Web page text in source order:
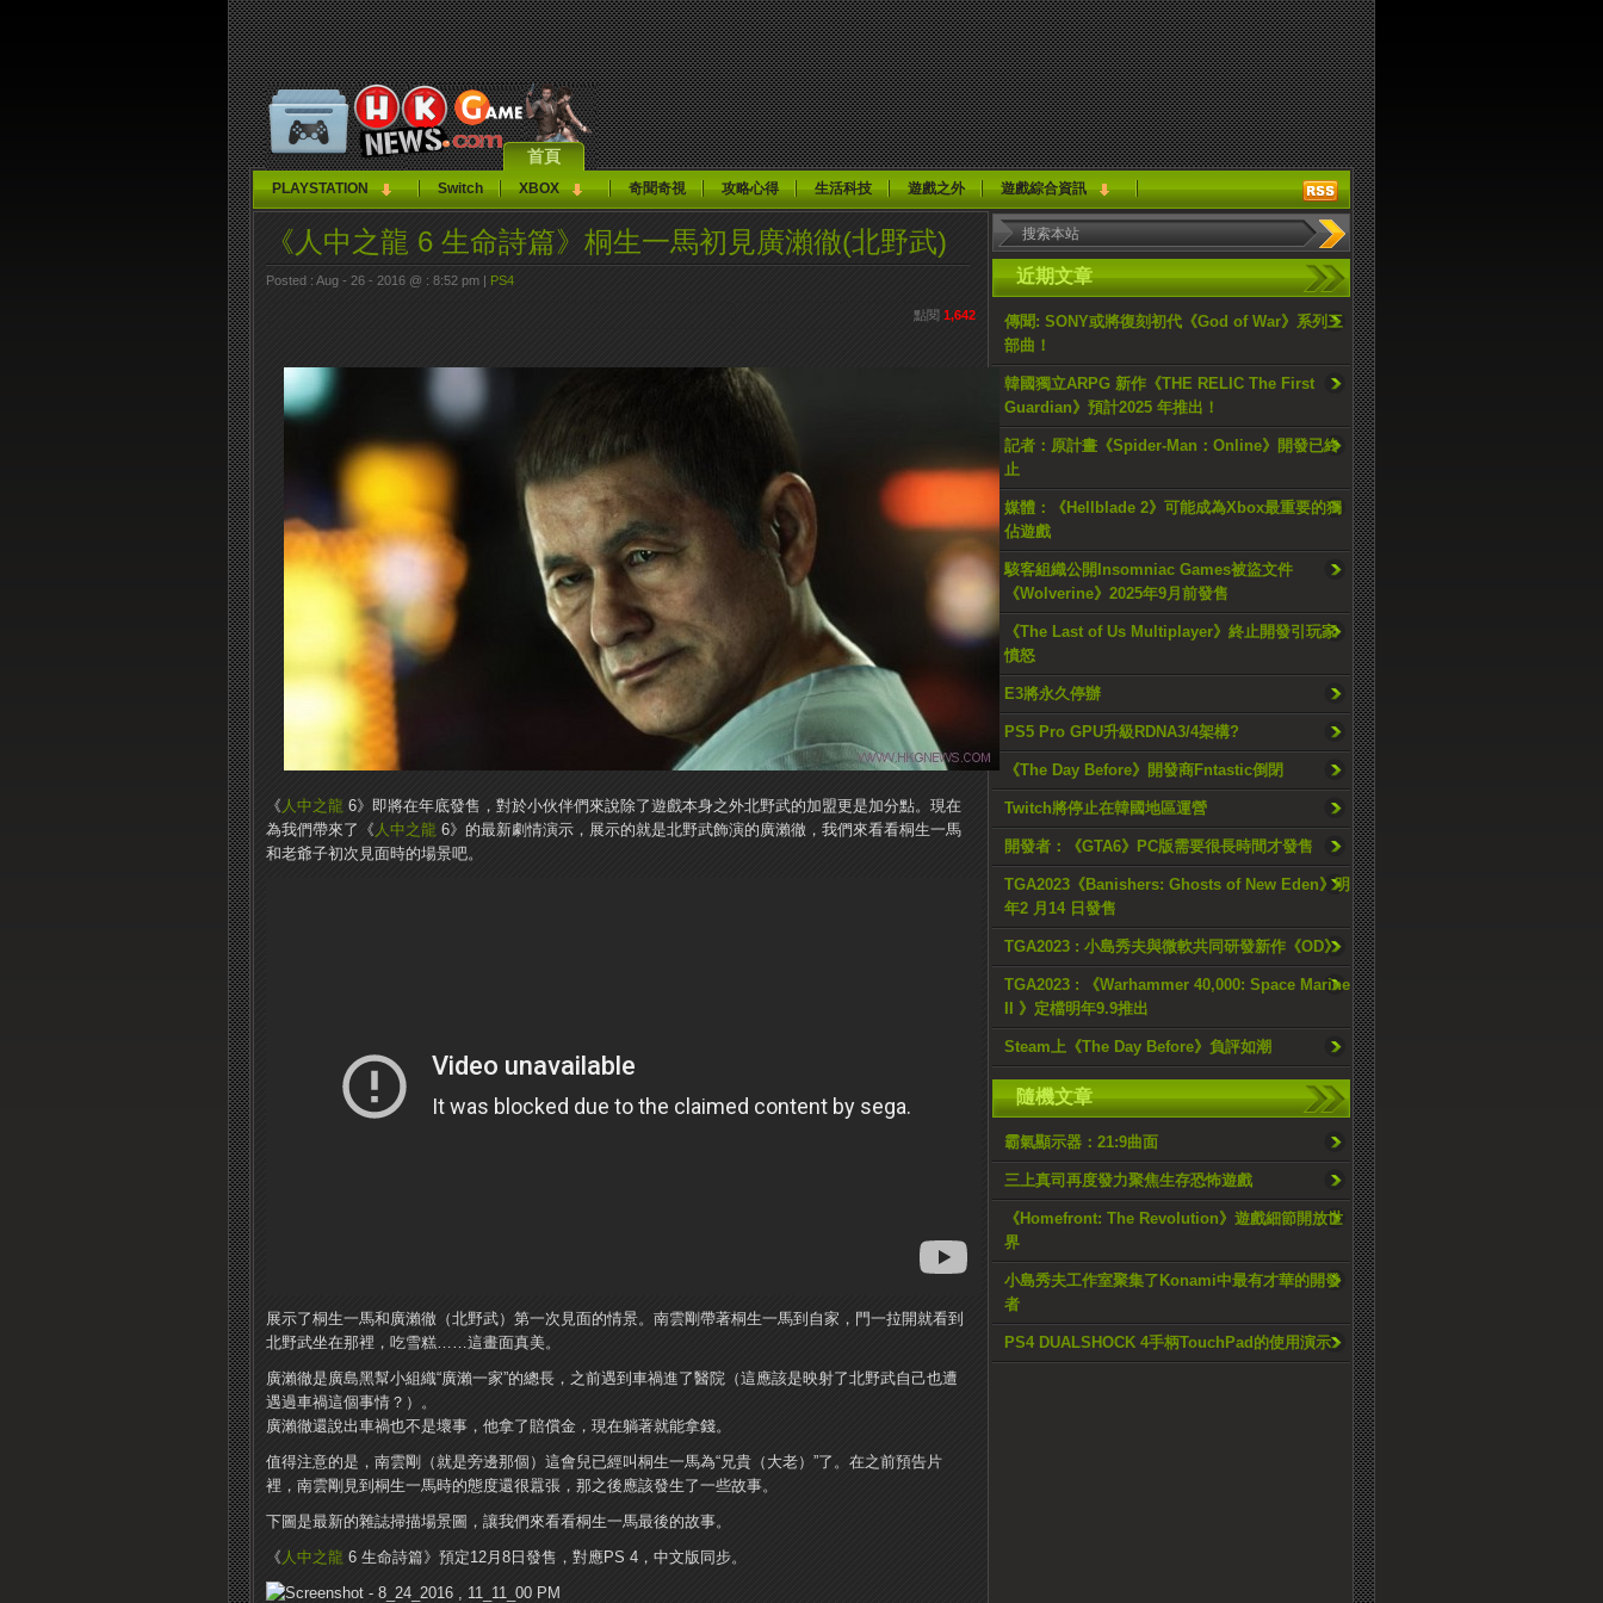
首頁
PLAYSTATION Switch XBOX 奇聞奇視 攻略心得 生活科技 遊戲之外 遊戲綜合資訊
近期文章
傳聞: SONY或將復刻初代《God of War》系列三
部曲！
韓國獨立ARPG 新作《THE RELIC The First
Guardian》預計2025 年推出！
記者：原計畫《Spider-Man：Online》開發已終
止
媒體：《Hellblade 2》可能成為Xbox最重要的獨
佔遊戲
駭客組織公開Insomniac Games被盜文件
《Wolverine》2025年9月前發售
《The Last of Us Multiplayer》終止開發引玩家
憤怒
E3將永久停辦
PS5 Pro GPU升級RDNA3/4架構?
《The Day Before》開發商Fntastic倒閉
Twitch將停止在韓國地區運營
開發者：《GTA6》PC版需要很長時間才發售
TGA2023《Banishers: Ghosts of New Eden》明
年2 月14 日發售
TGA2023 : 小島秀夫與微軟共同研發新作《OD》
TGA2023 : 《Warhammer 40,000: Space Marine
II 》定檔明年9.9推出
Steam上《The Day Before》負評如潮
隨機文章
霸氣顯示器：21:9曲面
三上真司再度發力聚焦生存恐怖遊戲
《Homefront: The Revolution》遊戲細節開放世
界
小島秀夫工作室聚集了Konami中最有才華的開發
者
PS4 DUALSHOCK 4手柄TouchPad的使用演示
《人中之龍 6 生命詩篇》桐生一馬初見廣瀨徹(北野武)
Posted : Aug - 26 - 2016 @ : 8:52 pm | PS4
點閱 1,642
《 人中之龍 6》即將在年底發售，對於小伙伴們來說除了遊戲本身之外北野武的加盟更是加分點。現在
為我們帶來了《 人中之龍 6》的最新劇情演示，展示的就是北野武飾演的廣瀨徹，我們來看看桐生一馬
和老爺子初次見面時的場景吧。
展示了桐生一馬和廣瀨徹（北野武）第一次見面的情景。南雲剛帶著桐生一馬到自家，門一拉開就看到
北野武坐在那裡，吃雪糕……這畫面真美。
廣瀨徹是廣島黑幫小組織“廣瀨一家”的總長，之前遇到車禍進了醫院（這應該是映射了北野武自己也遭
遇過車禍這個事情？）。
廣瀨徹還說出車禍也不是壞事，他拿了賠償金，現在躺著就能拿錢。
值得注意的是，南雲剛（就是旁邊那個）這會兒已經叫桐生一馬為“兄貴（大老）”了。在之前預告片
裡，南雲剛見到桐生一馬時的態度還很囂張，那之後應該發生了一些故事。
下圖是最新的雜誌掃描場景圖，讓我們來看看桐生一馬最後的故事。
《 人中之龍 6 生命詩篇》預定12月8日發售，對應PS 4，中文版同步。